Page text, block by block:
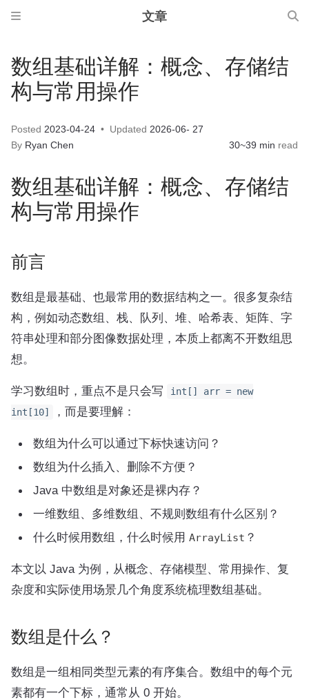
文章
数组基础详解：概念、存储结
构与常用操作
Posted 2023-04-24 Updated 2026-06- 27
By Ryan Chen 30~39 min read
数组基础详解：概念、存储结
构与常用操作
前言
数组是最基础、也最常用的数据结构之一。很多复杂结
构，例如动态数组、栈、队列、堆、哈希表、矩阵、字
符串处理和部分图像数据处理，本质上都离不开数组思
想。
学习数组时，重点不是只会写
int[] arr = new
int[10]
，而是要理解：
数组为什么可以通过下标快速访问？
数组为什么插入、删除不方便？
Java 中数组是对象还是裸内存？
一维数组、多维数组、不规则数组有什么区别？
什么时候用数组，什么时候用 ArrayList ？
本文以 Java 为例，从概念、存储模型、常用操作、复
杂度和实际使用场景几个角度系统梳理数组基础。
数组是什么？
数组是一组相同类型元素的有序集合。数组中的每个元
素都有一个下标，通常从 0 开始。